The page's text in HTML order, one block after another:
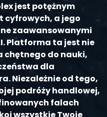
jest potężnym
cyfrowych, a jego
zaawansowanymi
Platforma ta jest nie
chętnego do nauki,
dla
Niezależnie od tego,
podróży handlowej,
falach